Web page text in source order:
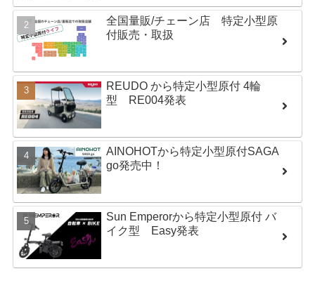
全国量販/チェーン店 特定小型原
付販売・取扱
REUDO から特定小型原付 4輪
型 RE004発表
AINOHOTから特定小型原付SAGA
go発売中！
Sun Emperorから特定小型原付 バ
イク型 Easy発表